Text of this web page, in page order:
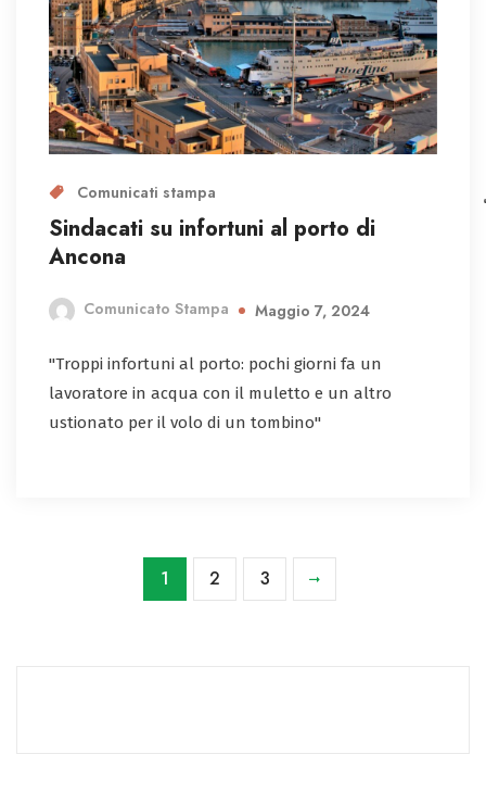
Comunicati stampa
Sindacati su infortuni al porto di
Ancona
Comunicato Stampa Maggio 7, 2024
"Troppi infortuni al porto: pochi giorni fa un
lavoratore in acqua con il muletto e un altro
ustionato per il volo di un tombino"
1 2 3